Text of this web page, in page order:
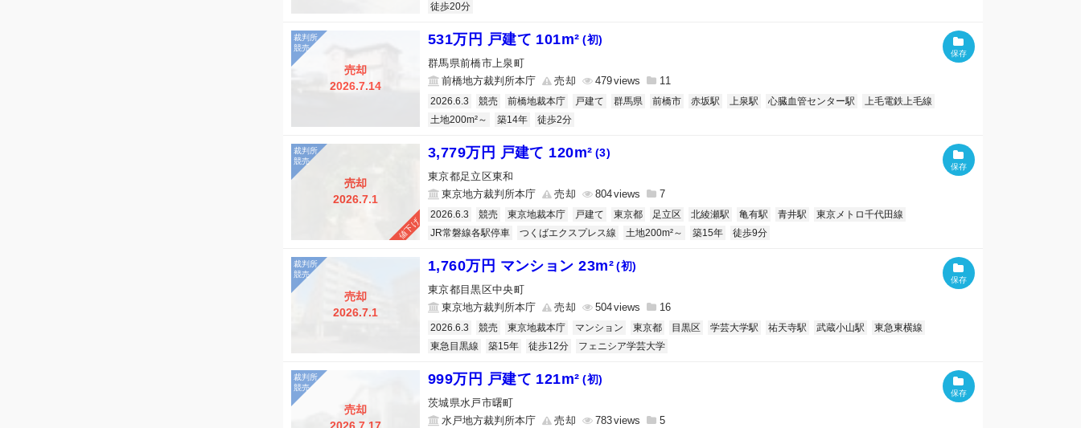
徒歩20分
売却
2026.7.14
531万円 戸建て 101m² (初)
群馬県前橋市上泉町
前橋地方裁判所本庁
売却 479 11
2026.6.3 競売 前橋地裁本庁 戸建て 群馬県 前橋市 赤坂駅 上泉駅 心臓血管センター駅
上毛電鉄上毛線
土地200m²～
築14年 徒歩2分
売却
2026.7.1
値下げ
3,779万円 戸建て 120m² (3)
東京都足立区東和
東京地方裁判所本庁
売却 804 7
2026.6.3 競売 東京地裁本庁 戸建て 東京都 足立区 北綾瀬駅 亀有駅 青井駅
東京メトロ千代田線
JR常磐線各駅停車
つくばエクスプレス線 土地200m²～ 築15年 徒歩9分
売却
2026.7.1
1,760万円 マンション 23m² (初)
東京都目黒区中央町
東京地方裁判所本庁
売却 504 16
2026.6.3 競売 東京地裁本庁 マンション 東京都 目黒区 学芸大学駅 祐天寺駅 武蔵小山駅
東急東横線
東急目黒線
築15年 徒歩12分 フェニシア学芸大学
売却
999万円 戸建て 121m² (初)
茨城県水戸市曙町
水戸地方裁判所本庁
売却 783 5